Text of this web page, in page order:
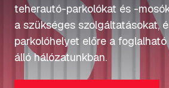
teherautó-parkolókat és -
a szükséges szolgáltatásokat,
parkolóhelyet előre a
álló hálózatunkban.